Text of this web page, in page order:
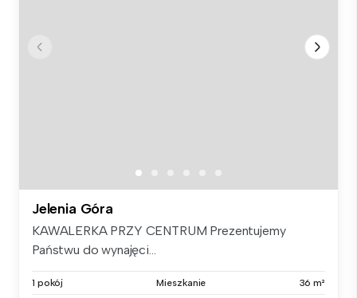
Jelenia Góra
KAWALERKA PRZY CENTRUM Prezentujemy
Państwu do wynajęci...
1 pokój Mieszkanie 36 m²